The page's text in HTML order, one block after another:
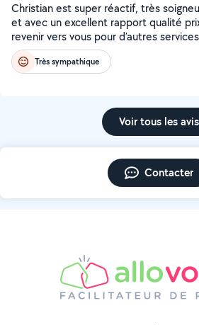
Christian est super réactif, très
et avec un excellent rapport qualité
revenir vers vous pour d’autres
Très sympathique
Voir tous les avis
Contacter